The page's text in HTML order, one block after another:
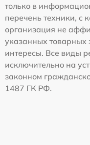
только в
перечень техники, с
организация не
указанных товарных
интересы. Все виды
исключительно на
законном
1487 ГК РФ.